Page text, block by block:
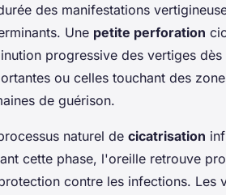
des manifestations
Une petite perforation
progressive des vertiges
ou celles touchant des
de guérison.
naturel de cicatrisation
cette phase, l'oreille retrouve
contre les infections. Les